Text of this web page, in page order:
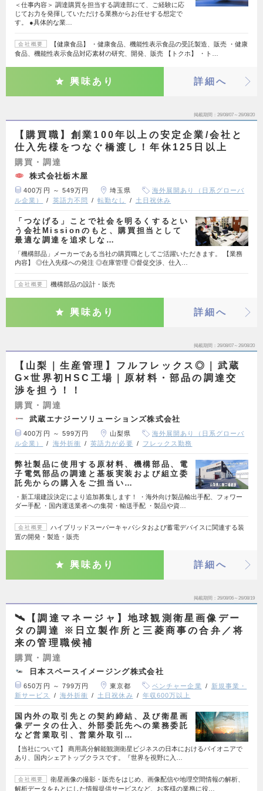
＜仕事内容＞ 調達購買を担当する調達部にて、ご経験に応
じてお力を発揮していただける業務からお任せする想定で
す。 ●具体的な業…
会社概要
【健康食品】 ・健康食品、機能性表示食品の受託製造、販売 ・健康
食品、機能性表示食品対応素材の研究、開発、販売 【トクホ】 ・ト…
興味あり 詳細へ
掲載期間 26/08/07～26/08/20
【購買職】創業100年以上の安定企業/会社と
仕入先様をつなぐ橋渡し！年休125日以上
購買・調達
株式会社栃木屋
400万円 ～ 549万円 埼玉県
海外展開あり（日系グローバ
ル企業）
英語力不問 転勤なし 土日祝休み
「つなげる」ことで社会を明るくするとい
う会社Missionのもと、購買担当として
最適な調達を追求しな…
「機構部品」メーカーである当社の購買職としてご活躍いただきます。 【業務
内容】 ◎仕入先様への発注 ◎在庫管理 ◎督促交渉、仕入…
会社概要 機構部品の設計・販売
興味あり 詳細へ
掲載期間 26/08/07～26/08/20
【山梨｜生産管理】フルフレックス◎｜武蔵
G×世界初HSC工場｜原材料・部品の調達交
渉を担う！！
購買・調達
武蔵エナジーソリューションズ株式会社
400万円 ～ 599万円 山梨県
海外展開あり（日系グローバ
ル企業）
海外折衝 英語力が必要 フレックス勤務
弊社製品に使用する原材料、機構部品、電
子電気部品の調達と基板実装および組立委
託先からの購入をご担当い…
・新工場建設決定により追加募集します！ ・海外向け製品輸出手配、フォワー
ダー手配 ・国内運送業者への集荷・輸送手配 ・製品や資…
会社概要
ハイブリッドスーパーキャパシタおよび蓄電デバイスに関連する装
置の開発・製造・販売
興味あり 詳細へ
掲載期間 26/08/06～26/08/19
🛰️【調達マネージャ】地球観測衛星画像デー
タの調達 ※日立製作所と三菱商事の合弁／将
来の管理職候補
購買・調達
日本スペースイメージング株式会社
650万円 ～ 799万円 東京都 ベンチャー企業
新規事業・
新サービス
海外折衝 土日祝休み 年収600万以上
国内外の取引先との契約締結、及び衛星画
像データの仕入、外部委託先への業務委託
など営業取引、営業外取引…
【当社について】 商用高分解能観測衛星ビジネスの日本におけるパイオニアで
あり、国内シェアトップクラスです。『世界を視野に入…
会社概要
衛星画像の撮影・販売をはじめ、画像配信や地理空間情報の解析、
解析データをもとにした情報提供サービスなど、お客様の業務に役…